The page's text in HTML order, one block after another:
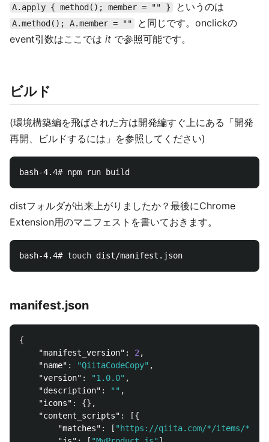
A.apply { method(); member = "" } というのは
A.method(); A.member = ""
と同じです。onclickの
event引数はここでは it で参照可能です。
ビルド
(環境構築編を飛ばされた方は開発編すぐ上にある「開発
再開、ビルドするには」を参照してください)
distフォルダが出来上がりましたか？最後にChrome
Extension用のマニフェストを書いておきます。
bash-4.4# touch
manifest.json
{
"manifest_version" : 2 ,
"name" : "QiitaCodeCopy" ,
"version" : "1.0.0" ,
"description" : "" ,
"icons" :
{},
"content_scripts" :
[{
"matches" : [ "https://qiita.com/*/items/*"